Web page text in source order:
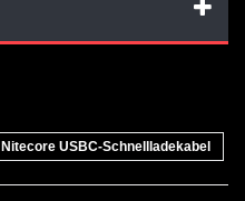
Nitecore USBC-Schnellladekabel